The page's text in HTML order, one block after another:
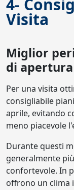
4-
Visita
Miglior
di apertura
Per una visita
consigliabile
aprile, evitando
meno piacevole
Durante questi
generalmente
confortevole. In
offrono un clima